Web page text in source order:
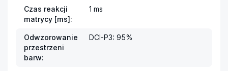
Czas reakcji
matrycy [ms]:
1 ms
Odwzorowanie
przestrzeni
barw:
DCI-P3: 95%